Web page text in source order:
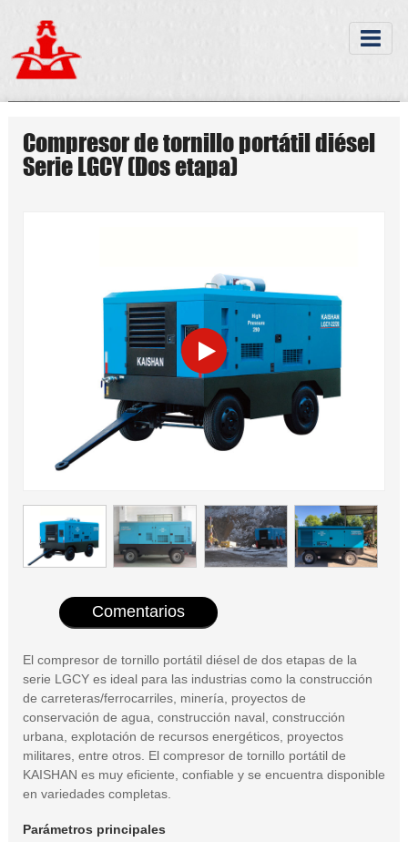
Compresor de tornillo portátil diésel
Serie LGCY (Dos etapa)
Comentarios
El compresor de tornillo portátil diésel de dos etapas de la
serie LGCY es ideal para las industrias como la construcción
de carreteras/ferrocarriles, minería, proyectos de
conservación de agua, construcción naval, construcción
urbana, explotación de recursos energéticos, proyectos
militares, entre otros. El compresor de tornillo portátil de
KAISHAN es muy eficiente, confiable y se encuentra disponible
en variedades completas.
Parámetros principales